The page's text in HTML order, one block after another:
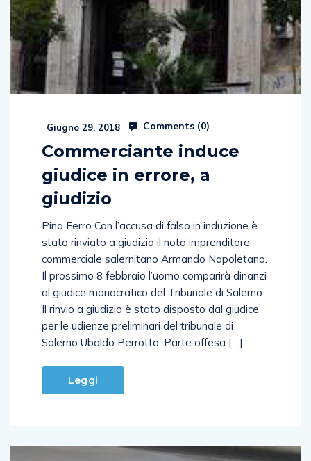
Giugno 29, 2018 Comments (0)
Commerciante induce
giudice in errore, a
giudizio
Pina Ferro Con l’accusa di falso in induzione è
stato rinviato a giudizio il noto imprenditore
commerciale salernitano Armando Napoletano.
Il prossimo 8 febbraio l’uomo comparirà dinanzi
al giudice monocratico del Tribunale di Salerno.
Il rinvio a giudizio è stato disposto dal giudice
per le udienze preliminari del tribunale di
Salerno Ubaldo Perrotta. Parte offesa […]
Leggi